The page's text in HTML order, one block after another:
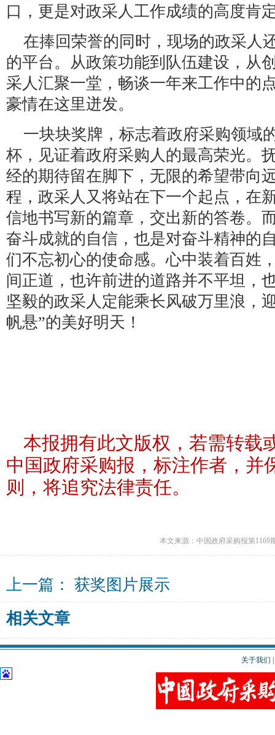
口，更是对政采人工作成绩的高度肯
在捧回荣誉的同时，现场的政采人
的平台。从政策功能到队伍建设，从
采人汇聚一堂，畅谈一年来工作中的
豪情在这里迸发。
一块块奖牌，标志着政府采购领域
杯，见证着政府采购人的最高荣光。
经的期待留在脚下，无限的希望带向
程，政采人又将站在下一个起点，在
信地书写新的篇章，交出新的答卷。
奋斗成就的自信，也是对奋斗精神的
们不忘初心的使命感。心中装着百姓
间正道，也许前进的道路并不平坦，
坚毅的政采人定能乘长风破万里浪，
帆悬”的美好明天！
本报拥有此文版权，若需转载
中国政府采购报，标注作者，并
则，将追究法律责任。
本文来源：中国政府采购报第1169
上一篇： 获奖图片展示
相关文章
关于我们